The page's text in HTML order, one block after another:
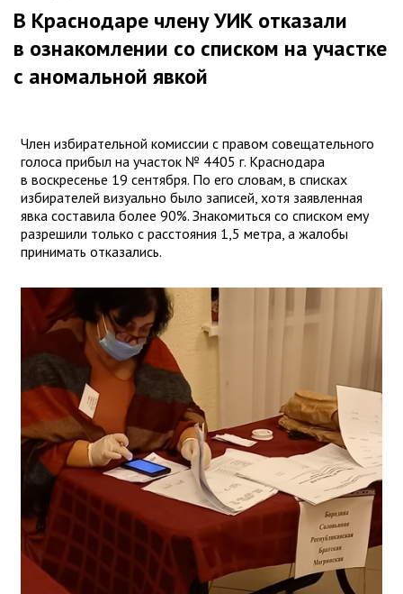
В Краснодаре члену УИК отказали
в ознакомлении со списком на участке
с аномальной явкой
Член избирательной комиссии с правом совещательного
голоса прибыл на участок № 4405 г. Краснодара
в воскресенье 19 сентября. По его словам, в списках
избирателей визуально было записей, хотя заявленная
явка составила более 90%. Знакомиться со списком ему
разрешили только с расстояния 1,5 метра, а жалобы
принимать отказались.